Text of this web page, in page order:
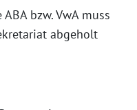
bzw. VwA muss
abgeholt